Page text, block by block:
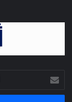
بريدك
الإلكتروني